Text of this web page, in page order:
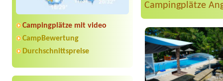
Campingplätze mit video
CampBewertung
Durchschnittspreise
Campingplätze